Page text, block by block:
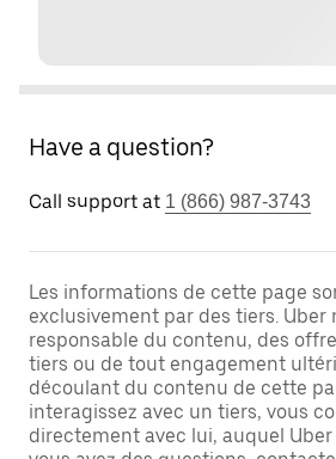
Have a question?
Call support at 1 (866) 987-3743
Les informations de cette page
exclusivement par des tiers. Uber
responsable du contenu, des
tiers ou de tout engagement
découlant du contenu de cette
interagissez avec un tiers, vous
directement avec lui, auquel Uber